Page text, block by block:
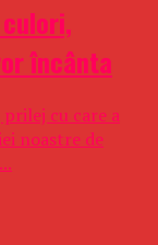
încânta
cu care a
noastre de